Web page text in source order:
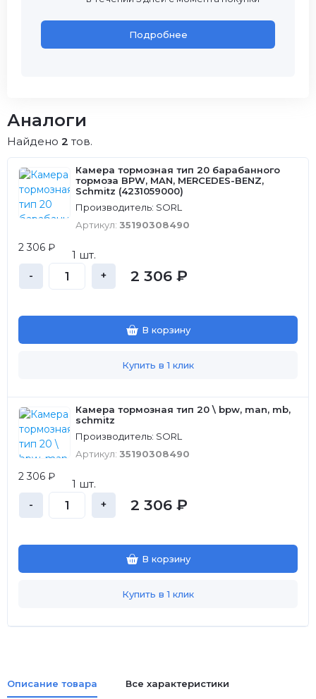
Подробнее
Аналоги
Найдено 2 тов.
Камера тормозная тип 20 барабанного
тормоза BPW, MAN, MERCEDES-BENZ,
Schmitz (4231059000)
Производитель: SORL
Артикул: 35190308490
2 306 ₽
1 шт.
- + 2 306 ₽
В корзину
Купить в 1 клик
Камера тормозная тип 20 \ bpw, man, mb,
schmitz
Производитель: SORL
Артикул: 35190308490
2 306 ₽
1 шт.
- + 2 306 ₽
В корзину
Купить в 1 клик
Описание товара Все характеристики